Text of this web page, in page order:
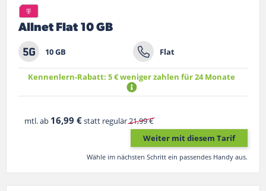
Allnet Flat 10 GB
10 GB Flat
Kennenlern-Rabatt: 5 € weniger zahlen für 24 Monate
mtl. ab 16,99 €statt regulär21,99 €
Weiter mit diesem Tarif
Wähle im nächsten Schritt ein passendes Handy aus.